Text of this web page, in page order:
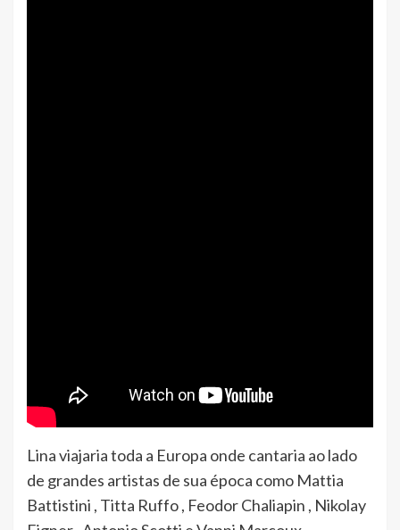
Lina viajaria toda a Europa onde cantaria ao lado
de grandes artistas de sua época como Mattia
Battistini , Titta Ruffo , Feodor Chaliapin , Nikolay